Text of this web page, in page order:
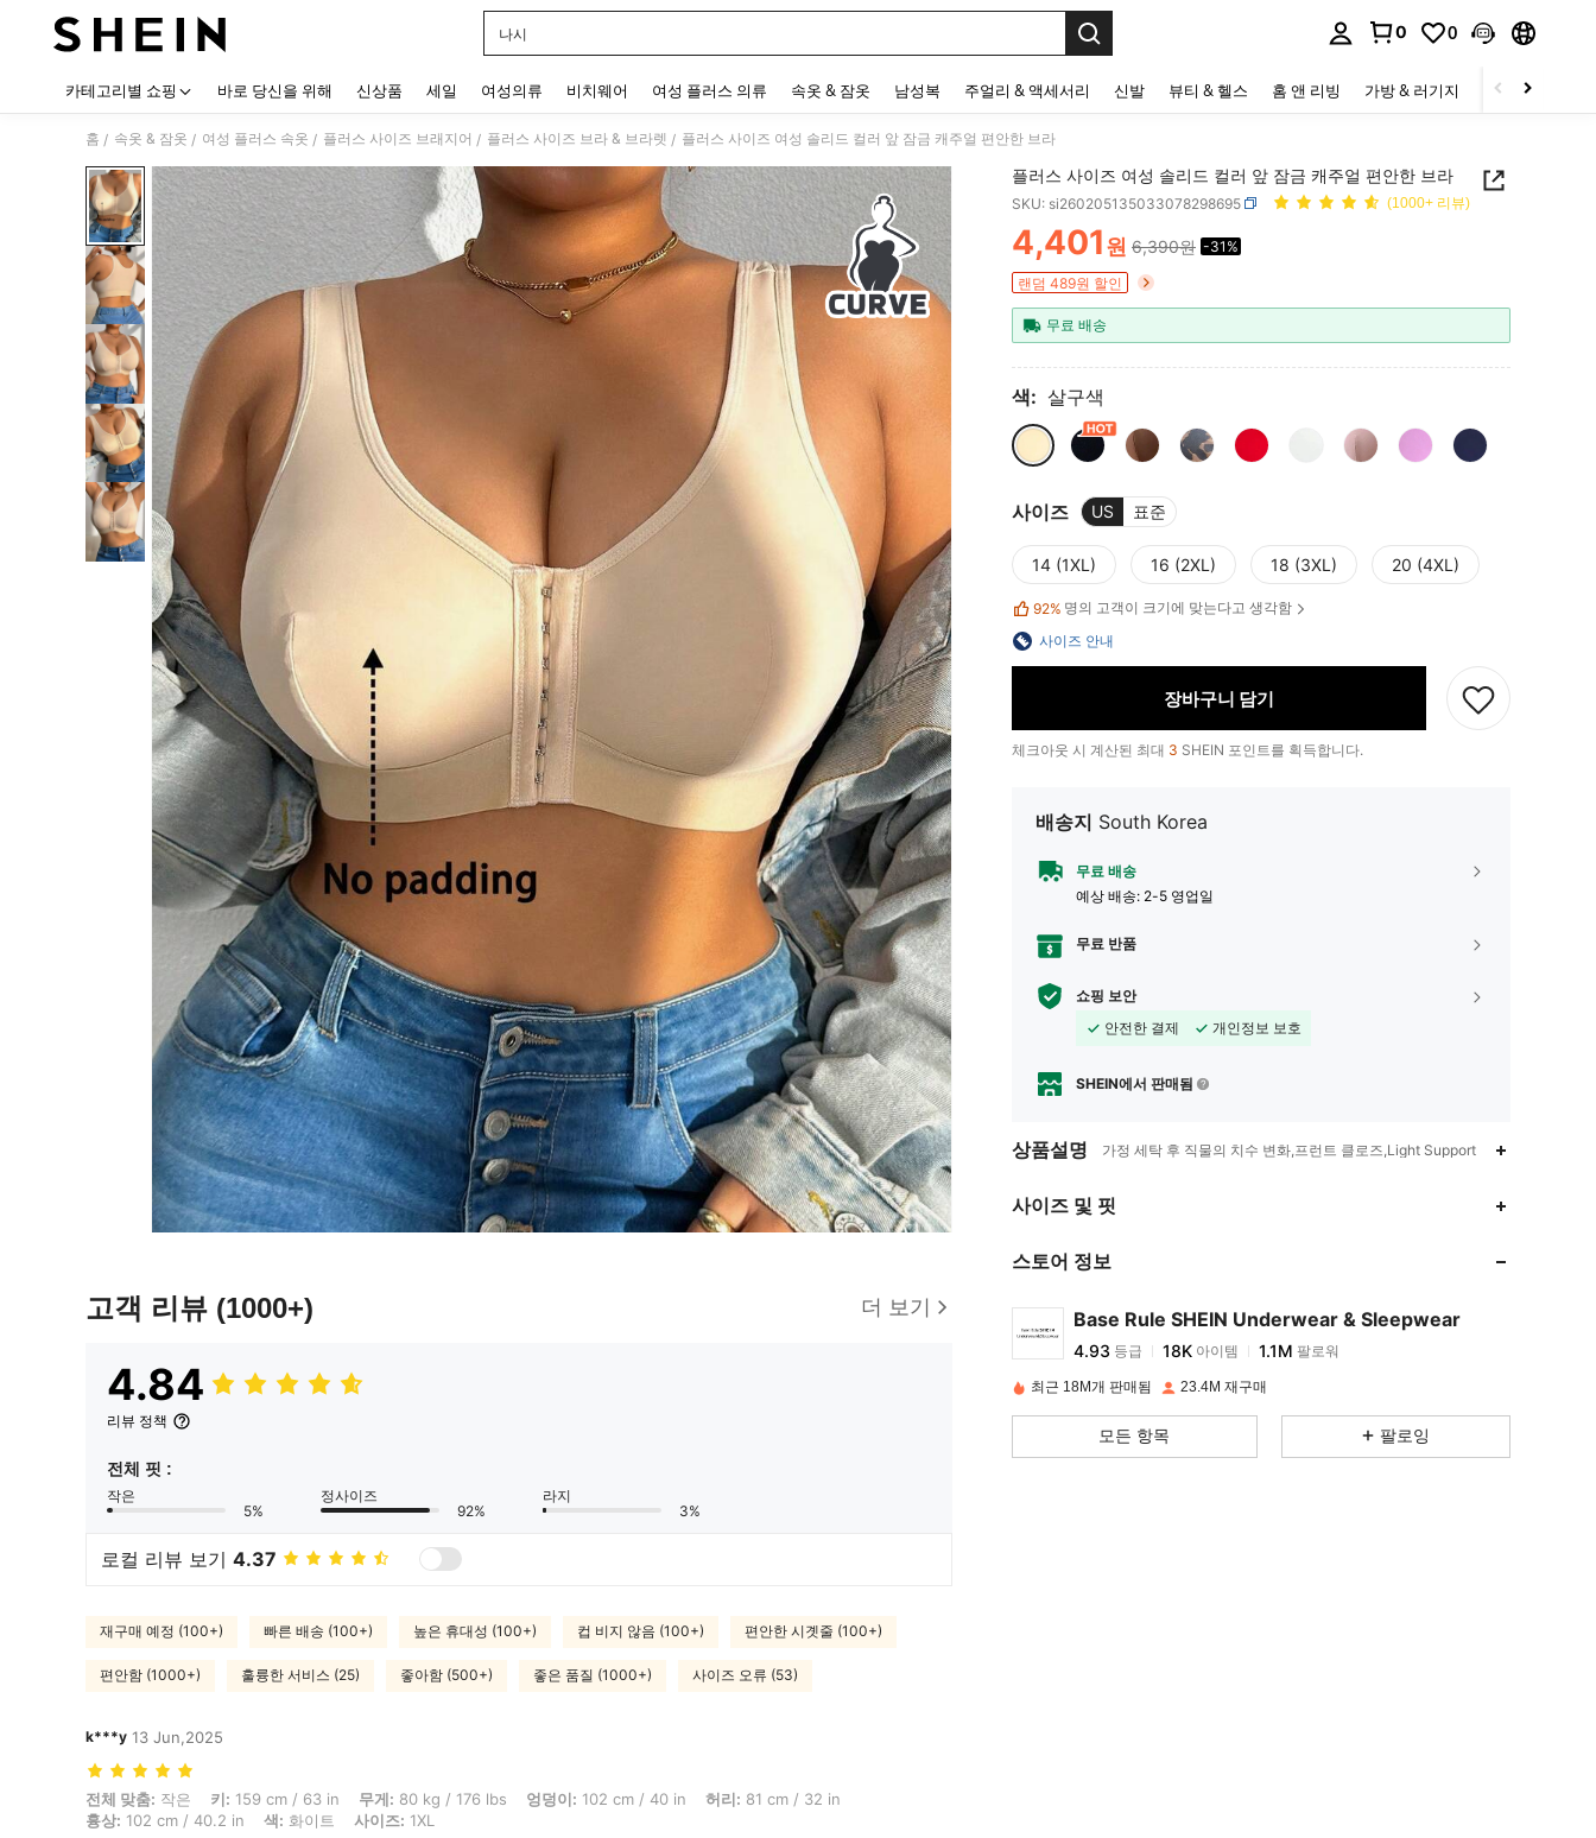
나시
0 0
카테고리별 쇼핑 바로 당신을 위해 신상품 세일 여성의류 비치웨어 여성 플러스 의류 속옷 & 잠옷 남성복 주얼리 & 액세서리 신발 뷰티 & 헬스 홈 앤 리빙 가방 & 러기지 스포츠 & 아웃
홈 / 속옷 & 잠옷 / 여성 플러스 속옷 / 플러스 사이즈 브래지어 / 플러스 사이즈 브라 & 브라렛 / 플러스 사이즈 여성 솔리드 컬러 앞 잠금 캐주얼 편안한 브라
고객 리뷰 (1000+) 더 보기
4.84
리뷰 정책
전체 핏 :
작은
5%
정사이즈
92%
라지
3%
로컬 리뷰 보기 4.37
재구매 예정 (100+) 빠른 배송 (100+) 높은 휴대성 (100+) 컵 비지 않음 (100+) 편안한 시곗줄 (100+)
편안함 (1000+) 훌륭한 서비스 (25) 좋아함 (500+) 좋은 품질 (1000+) 사이즈 오류 (53)
k***y 13 Jun,2025
전체 맞춤: 작은, 키: 159 cm / 63 in, 무게: 80 kg / 176 lbs, 엉덩이: 102 cm / 40 in, 허리: 81 cm / 32 in, 흉상: 102 cm / 40.2 in, 색: 화이트, 사이즈: 1XL
전체 맞춤: 작은 키: 159 cm / 63 in 무게: 80 kg / 176 lbs 엉덩이: 102 cm / 40 in 허리: 81 cm / 32 in
흉상: 102 cm / 40.2 in 색: 화이트 사이즈: 1XL
플러스 사이즈 여성 솔리드 컬러 앞 잠금 캐주얼 편안한 브라
SKU: si260205135033078298695 (1000+ 리뷰)
PRICE AND AVAILABILITY
4,401원 6,390원 -31%
랜덤 489원 할인
무료 배송
색: 살구색
사이즈 US 표준
14 (1XL) 16 (2XL) 18 (3XL) 20 (4XL)
92% 명의 고객이 크기에 맞는다고 생각함
사이즈 안내
장바구니 담기
체크아웃 시 계산된 최대 3 SHEIN 포인트를 획득합니다.
배송지 South Korea
무료 배송
예상 배송: 2-5 영업일
무료 반품
쇼핑 보안
안전한 결제
개인정보 보호
SHEIN에서 판매됨
상품설명 가정 세탁 후 직물의 치수 변화,프런트 클로즈,Light Support
사이즈 및 핏
스토어 정보
Base Rule SHEIN Underwear & Sleepwear
4.93
4.93 18K 1.1M 팔로워
l***6 이(가)하루 전에지불됨
최근 18M개 판매됨 23.4M 재구매
모든 항목 팔로잉